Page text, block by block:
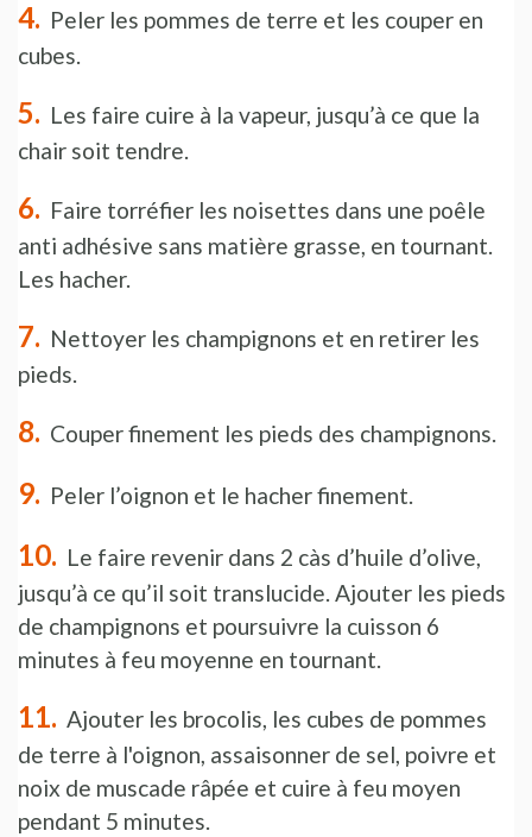
Peler les pommes de terre et les couper en
cubes.
Les faire cuire à la vapeur, jusqu’à ce que la
chair soit tendre.
Faire torréfier les noisettes dans une poêle
anti adhésive sans matière grasse, en tournant.
Les hacher.
Nettoyer les champignons et en retirer les
pieds.
Couper finement les pieds des champignons.
Peler l’oignon et le hacher finement.
Le faire revenir dans 2 càs d’huile d’olive,
jusqu’à ce qu’il soit translucide. Ajouter les pieds
de champignons et poursuivre la cuisson 6
minutes à feu moyenne en tournant.
Ajouter les brocolis, les cubes de pommes
de terre à l'oignon, assaisonner de sel, poivre et
noix de muscade râpée et cuire à feu moyen
pendant 5 minutes.